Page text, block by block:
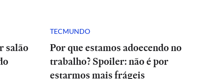
salão
TECMUNDO
Por que estamos adoecendo no
trabalho? Spoiler: não é por
estarmos mais frágeis